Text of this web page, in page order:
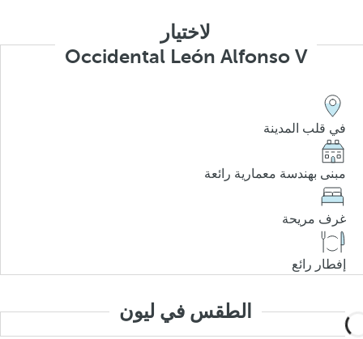
لاختيار
Occidental León Alfonso V
في قلب المدينة
مبنى بهندسة معمارية رائعة
غرف مريحة
إفطار رائع
الطقس في ليون